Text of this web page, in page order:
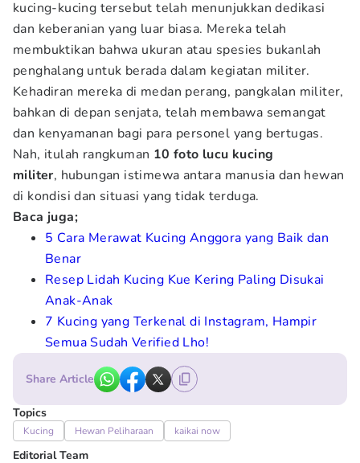
kucing-kucing tersebut telah menunjukkan dedikasi
dan keberanian yang luar biasa. Mereka telah
membuktikan bahwa ukuran atau spesies bukanlah
penghalang untuk berada dalam kegiatan militer.
Kehadiran mereka di medan perang, pangkalan militer,
bahkan di depan senjata, telah membawa semangat
dan kenyamanan bagi para personel yang bertugas.
Nah, itulah rangkuman 10 foto lucu kucing
militer, hubungan istimewa antara manusia dan hewan
di kondisi dan situasi yang tidak terduga.
Baca juga;
5 Cara Merawat Kucing Anggora yang Baik dan
Benar
Resep Lidah Kucing Kue Kering Paling Disukai
Anak-Anak
7 Kucing yang Terkenal di Instagram, Hampir
Semua Sudah Verified Lho!
Share Article
Topics
Kucing Hewan Peliharaan kaikai now
Editorial Team